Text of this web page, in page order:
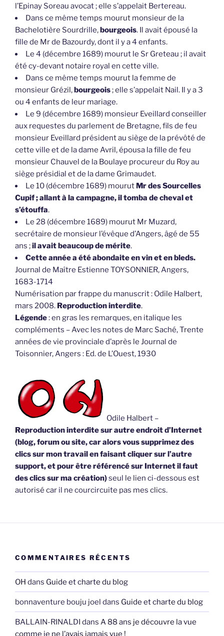
l’Epinay Soreau avocat ; elle s’appelait Bertereau.
Dans ce même temps mourut monsieur de la
Bachelotière Sourdrille,bourgeois. Il avait épousé la
fille de Mr de Bazourdy, dont il y a 4 enfants.
Le 4 (décembre 1689) mourut le Sr Greteau ; il avait
été cy-devant notaire royal en cette ville.
Dans ce même temps mourut la femme de
monsieur Grézil,bourgeois; elle s’appelait Nail. Il y a 3
ou 4 enfants de leur mariage.
Le 9 (décembre 1689) monsieur Eveillard conseiller
aux requestes du parlement de Bretagne, fils de feu
monsieur Eveillard président au siège de la prévôté de
cette ville et de la dame Avril, épousa la fille de feu
monsieur Chauvel de la Boulaye procureur du Roy au
siège présidial et de la dame Grimaudet.
Le 10 (décembre 1689) mourut Mr des Sourcelles
Cupif ; allant à la campagne, il tomba de cheval et
s’étouffa.
Le 28 (décembre 1689) mourut Mr Muzard,
secrétaire de monsieur l’évêque d’Angers, âgé de 55
ans ;il avait beaucoup de mérite.
Cette année a été abondaite en vin et en bleds.
Journal de Maître Estienne TOYSONNIER, Angers,
1683-1714
Numérisation par frappe du manuscrit : Odile Halbert,
mars 2008. Reproduction interdite.
Légende: en gras les remarques, en italique les
compléments – Avec les notes de Marc Saché, Trente
années de vie provinciale d’après le Journal de
Toisonnier, Angers : Ed. de L’Ouest, 1930
Odile Halbert –
Reproduction interdite sur autre endroit d’Internet
(blog, forum ou site, car alors vous supprimez des
clics sur mon travail en faisant cliquer sur l’autre
support, et pour être référencé sur Internet il faut
des clics sur ma création)seul le lien ci-dessous est
autorisé car il ne courcircuite pas mes clics.
COMMENTAIRES RÉCENTS
OH dans Guide et charte du blog
bonnaventure bouju joel dans Guide et charte du blog
BALLAIN-RINALDI dans A 88 ans je découvre la vue
comme je ne l’avais jamais vue !